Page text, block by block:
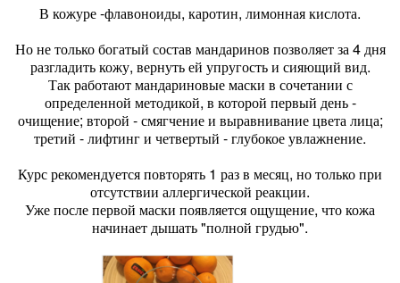
В кожуре -флавоноиды, каротин, лимонная кислота.
Но не только богатый состав мандаринов позволяет за 4 дня
разгладить кожу, вернуть ей упругость и сияющий вид.
Так работают мандариновые маски в сочетании с
определенной методикой, в которой первый день -
очищение; второй - смягчение и выравнивание цвета лица;
третий - лифтинг и четвертый - глубокое увлажнение.
Курс рекомендуется повторять 1 раз в месяц, но только при
отсутствии аллергической реакции.
Уже после первой маски появляется ощущение, что кожа
начинает дышать "полной грудью".